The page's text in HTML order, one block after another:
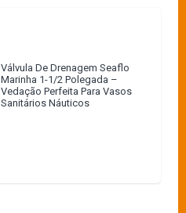
Válvula De Drenagem Seaflo
Marinha 1-1/2 Polegada –
Vedação Perfeita Para Vasos
Sanitários Náuticos